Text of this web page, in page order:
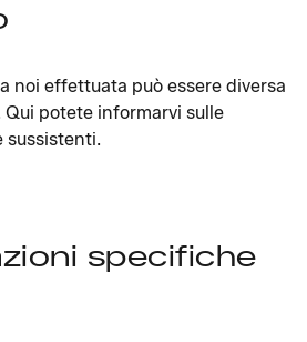
noi effettuata può essere diversa
Qui potete informarvi sulle
sussistenti.
specifiche